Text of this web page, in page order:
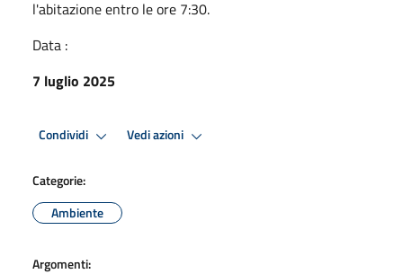
l'abitazione entro le ore 7:30.
Data :
7 luglio 2025
Condividi Vedi azioni
Categorie:
Ambiente
Argomenti: